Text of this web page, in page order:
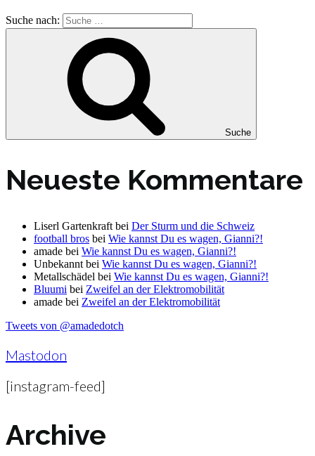
Suche nach:
Suche
Neueste Kommentare
Liserl Gartenkraft bei Der Sturm und die Schweiz
football bros bei Wie kannst Du es wagen, Gianni?!
amade bei Wie kannst Du es wagen, Gianni?!
Unbekannt bei Wie kannst Du es wagen, Gianni?!
Metallschädel bei Wie kannst Du es wagen, Gianni?!
Bluumi bei Zweifel an der Elektromobilität
amade bei Zweifel an der Elektromobilität
Tweets von @amadedotch
Mastodon
[instagram-feed]
Archive